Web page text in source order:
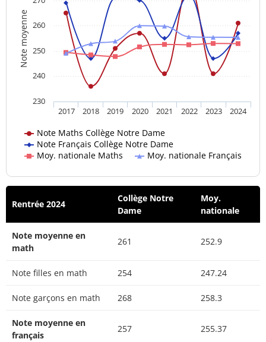
Note moyenne
Note Maths Collège Notre Dame
Note Français Collège Notre Dame
Moy. nationale Maths
Moy. nationale Français
2017 2018 2019 2020 2021 2022 2023 2024
230
240
250
260
Rentrée 2024
Collège Notre
Dame
Moy.
nationale
Note moyenne en
math
261 252.9
Note filles en math 254 247.24
Note garçons en math 268 258.3
Note moyenne en
français
257 255.37